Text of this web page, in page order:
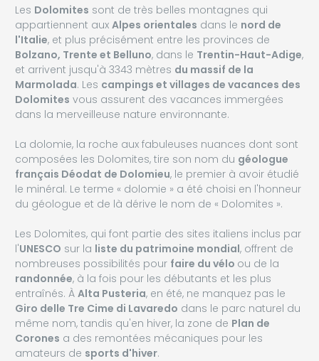
Les Dolomites sont de très belles montagnes qui
appartiennent aux Alpes orientales dans le nord de
l'Italie, et plus précisément entre les provinces de
Bolzano, Trente et Belluno, dans le Trentin-Haut-Adige,
et arrivent jusqu'à 3343 mètres du massif de la
Marmolada. Les campings et villages de vacances des
Dolomites vous assurent des vacances immergées
dans la merveilleuse nature environnante.
La dolomie, la roche aux fabuleuses nuances dont sont
composées les Dolomites, tire son nom du géologue
français Déodat de Dolomieu, le premier à avoir étudié
le minéral. Le terme « dolomie » a été choisi en l'honneur
du géologue et de là dérive le nom de « Dolomites ».
Les Dolomites, qui font partie des sites italiens inclus par
l'UNESCO sur la liste du patrimoine mondial, offrent de
nombreuses possibilités pour faire du vélo ou de la
randonnée, à la fois pour les débutants et les plus
entraînés. À Alta Pusteria, en été, ne manquez pas le
Giro delle Tre Cime di Lavaredo dans le parc naturel du
même nom, tandis qu'en hiver, la zone de Plan de
Corones a des remontées mécaniques pour les
amateurs de sports d'hiver.